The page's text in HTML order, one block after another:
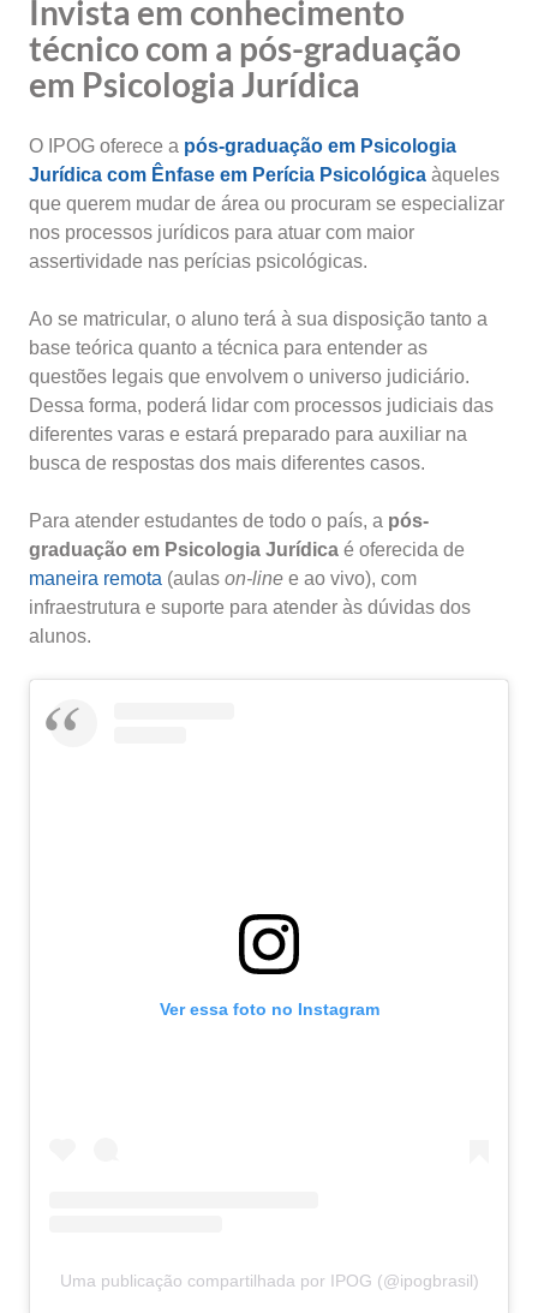
Invista em conhecimento
técnico com a pós-graduação
em Psicologia Jurídica
O IPOG oferece a pós-graduação em Psicologia
Jurídica com Ênfase em Perícia Psicológica àqueles
que querem mudar de área ou procuram se especializar
nos processos jurídicos para atuar com maior
assertividade nas perícias psicológicas.
Ao se matricular, o aluno terá à sua disposição tanto a
base teórica quanto a técnica para entender as
questões legais que envolvem o universo judiciário.
Dessa forma, poderá lidar com processos judiciais das
diferentes varas e estará preparado para auxiliar na
busca de respostas dos mais diferentes casos.
Para atender estudantes de todo o país, a pós-
graduação em Psicologia Jurídica é oferecida de
maneira remota (aulas on-line e ao vivo), com
infraestrutura e suporte para atender às dúvidas dos
alunos.
Ver essa foto no Instagram
Uma publicação compartilhada por IPOG (@ipogbrasil)